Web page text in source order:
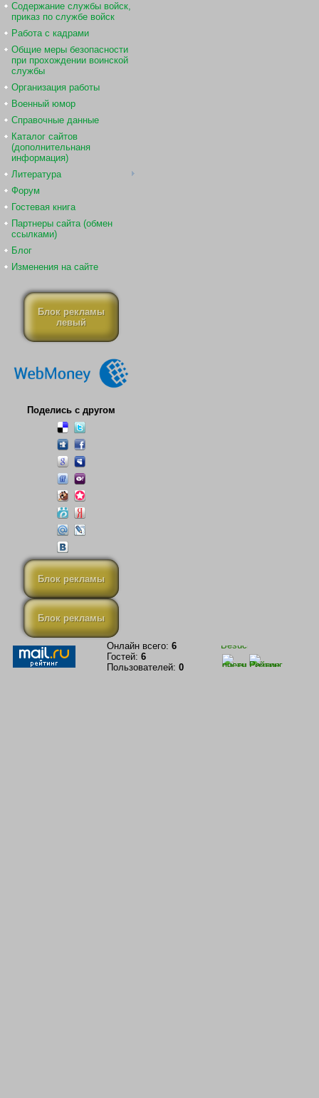
Содержание службы войск,
приказ по службе войск
Работа с кадрами
Общие меры безопасности
при прохождении воинской
службы
Организация работы
Военный юмор
Справочные данные
Каталог сайтов
(дополнительнаня
информация)
Литература
Форум
Гостевая книга
Партнеры сайта (обмен
ссылками)
Блог
Изменения на сайте
Блок рекламы
левый
Поделись с другом
Блок рекламы
Блок рекламы
Онлайн всего: 6
Гостей: 6
Пользователей: 0